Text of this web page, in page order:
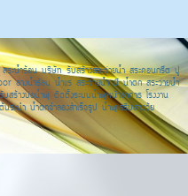
ระน้ำร้อน บริษัท รับสร้างสระว่ายน้ำ สระคอนกรีต ปู
อ่างน้ำร้อน น้ำแร่ สระว่ายน้ำ มี น้ำตก สระว่ายน้ำ
สร้างบ่อน้ำพุ ติดตั้งระบบน้ำพุหน้าอาคาร โรงงาน
ะบำ น้ำตกจำลองสำเร็จรูป น้ำพุเสริมฮวงจุ้ย